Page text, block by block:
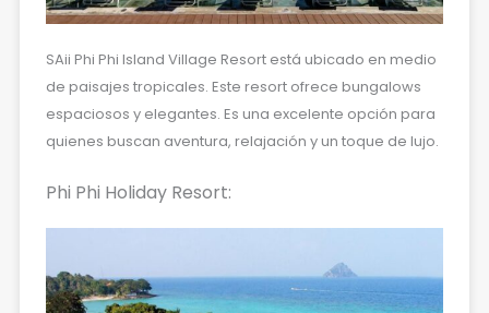
SAii Phi Phi Island Village Resort está ubicado en medio
de paisajes tropicales. Este resort ofrece bungalows
espaciosos y elegantes. Es una excelente opción para
quienes buscan aventura, relajación y un toque de lujo.
Phi Phi Holiday Resort: